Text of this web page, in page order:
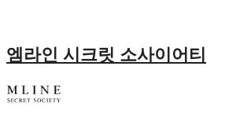
엠라인 시크릿 소사이어티